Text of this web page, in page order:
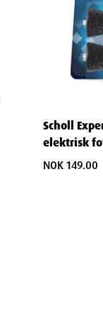
Scholl
elektrisk
NOK 149.00